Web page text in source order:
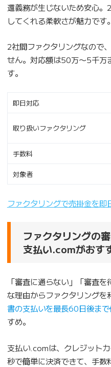
還義務が生じないため安心
してくれる柔軟さが魅力です。
2社間ファクタリングなので
せん。対応額は50万〜5千万
す。
即日対応
取り扱いファクタリング
手数料
対象者
ファクタリングで売掛金を即
ファクタリングの
支払い.comがおす
「審査に通らない」「審査
な理由からファクタリングを
書の支払いを最長60日後ま
すめ。
支払い.comは、クレジット
秒で簡単に決済できて、手